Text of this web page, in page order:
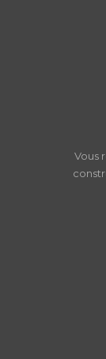
Vous